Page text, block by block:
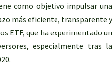
como objetivo impulsar una
más eficiente, transparente y
ETF, que ha experimentado un
especialmente tras la